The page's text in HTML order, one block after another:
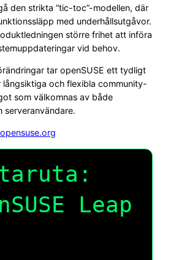
den strikta “tic-toc”-modellen, där
med underhållsutgåvor.
större frihet att införa
vid behov.
tar openSUSE ett tydligt
långsiktiga och flexibla community-
som välkomnas av både
Leap